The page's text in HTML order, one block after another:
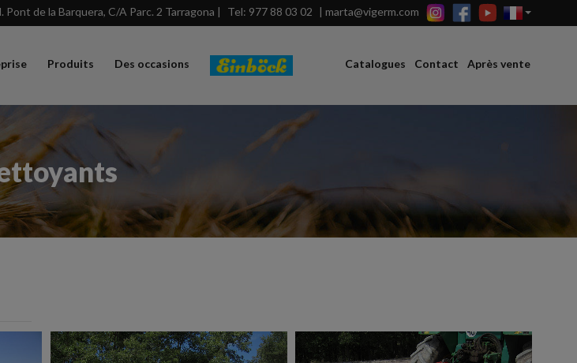
Pont de la Barquera, C/A Parc. 2 Tarragona | Tel: 977 88 03 02 | marta@vigerm.com
Produits Des occasions Catalogues Contact Après vente